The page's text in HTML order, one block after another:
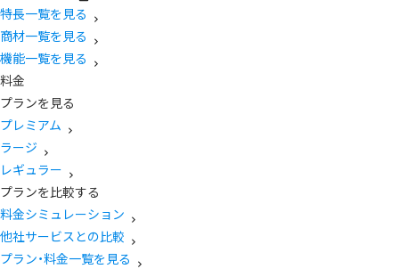
特長一覧を見る
商材一覧を見る
機能一覧を見る
料金
プランを見る
プレミアム
ラージ
レギュラー
プランを比較する
料金シミュレーション
他社サービスとの比較
プラン・料金一覧を見る